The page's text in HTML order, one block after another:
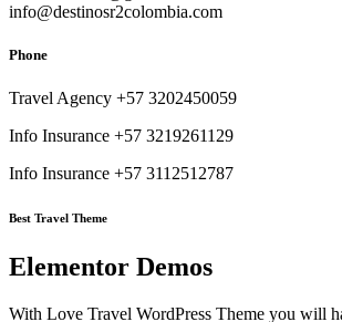
info@destinosr2colombia.com
Phone
Travel Agency +57 3202450059
Info Insurance +57 3219261129
Info Insurance +57 3112512787
Best Travel Theme
Elementor Demos
With Love Travel WordPress Theme you will